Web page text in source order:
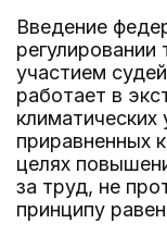
Введение
участием
работает в
климатических
приравненных
целях
за труд, не
принципу